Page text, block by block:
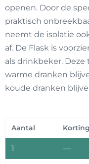
openen. Door de
praktisch
neemt de isolatie
af. De Flask is
als drinkbeker. Deze
warme dranken
koude dranken
Aantal
1 —